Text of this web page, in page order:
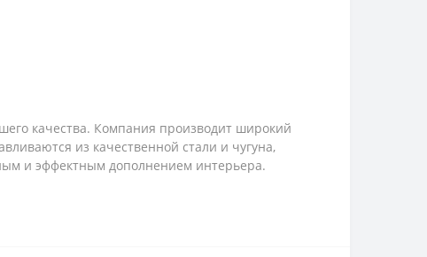
качества. Компания производит широкий
из качественной стали и чугуна,
и эффектным дополнением интерьера.